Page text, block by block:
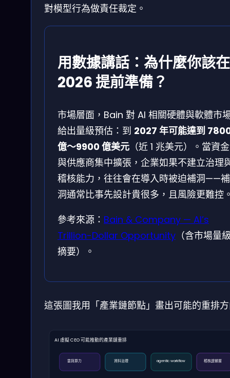
對模型行為做責任裁定。
用數據講話：為什麼你該在
2026 提前準備？
市場層面，Bain 對 AI 相關硬體與軟體市
給出量級預估：到 2027 年可能達到
億～9900 億美元 （近 1 兆美元）。當資金
與供應商集中擴張，企業如果不建立治理
稽核能力，往往會在導入時被迫補洞——補
洞通常比事先設計貴很多，且風險更難控
參考來源： Bain & Company — AI’s
Trillion-Dollar Opportunity （含市場量
摘要）。
這張圖我用「產業鏈節點」畫出可能的重排
AI 虛擬 CEO 可能推動的產業鏈重排
雲與算力 資料治理 agentic workflow 稽核證據層